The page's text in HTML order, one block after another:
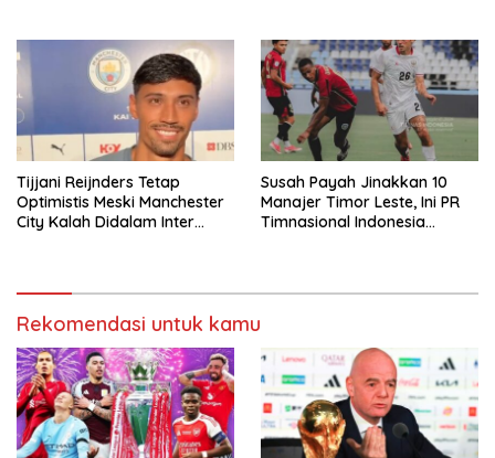
Tijjani Reijnders Tetap
Optimistis Meski Manchester
City Kalah Didalam Inter
Susah Payah Jinakkan 10
Manajer Timor Leste, Ini PR
Timnasional Indonesia
Rekomendasi untuk kamu